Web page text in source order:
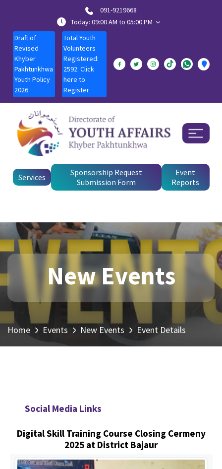
091-9219668
Today: 09:00 AM to 05:00 PM
Draft of
Revised
Khyber
Pakhtunkhwa
Youth Policy
2026
Total Youth
Volunteers
Registered:
2592. Click
here to
Register
Services
Sponsorship Request
Submission Form
Event
Reports
New Events
Home Events New Events Event Details
Social Media Links
Digital Skill Training Course Closing Cermeny
2025 at District Bajaur